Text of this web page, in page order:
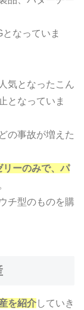
なっていま
気となったこん
となっていま
の事故が増えた
リーのみで、パ
チ型のものを購
を紹介していき